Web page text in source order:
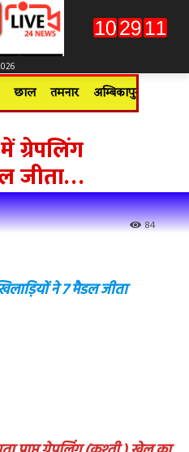
छाल तमनार अम्बिकापुर
ग्रेपलिंग
जीता…
84
ने 7 मैडल जीता